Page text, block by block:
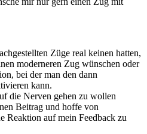
Züge real keinen hatten,
moderneren Zug wünschen oder
bei der man den dann
kann.
die Nerven gehen zu wollen
Beitrag und hoffe von
Reaktion auf mein Feedback zu